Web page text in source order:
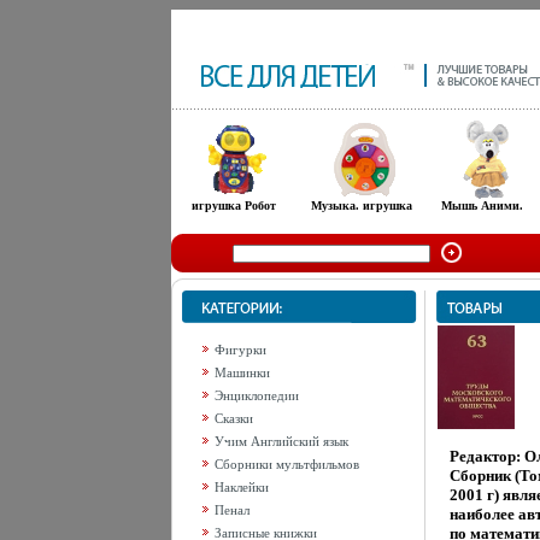
игрушка Робот Музыка. игрушка Мышь Аними.
Фигурки
Машинки
Энциклопедии
Сказки
Учим Английский язык
Сборники мультфильмов
Наклейки
Пенал
Записные книжки
Редактор:
Сборник
2001 г)
наиболее
по